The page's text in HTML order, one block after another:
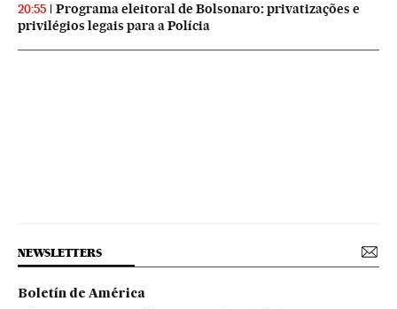
20:55
Programa eleitoral de Bolsonaro: privatizações e
privilégios legais para a Polícia
NEWSLETTERS
Boletín de América